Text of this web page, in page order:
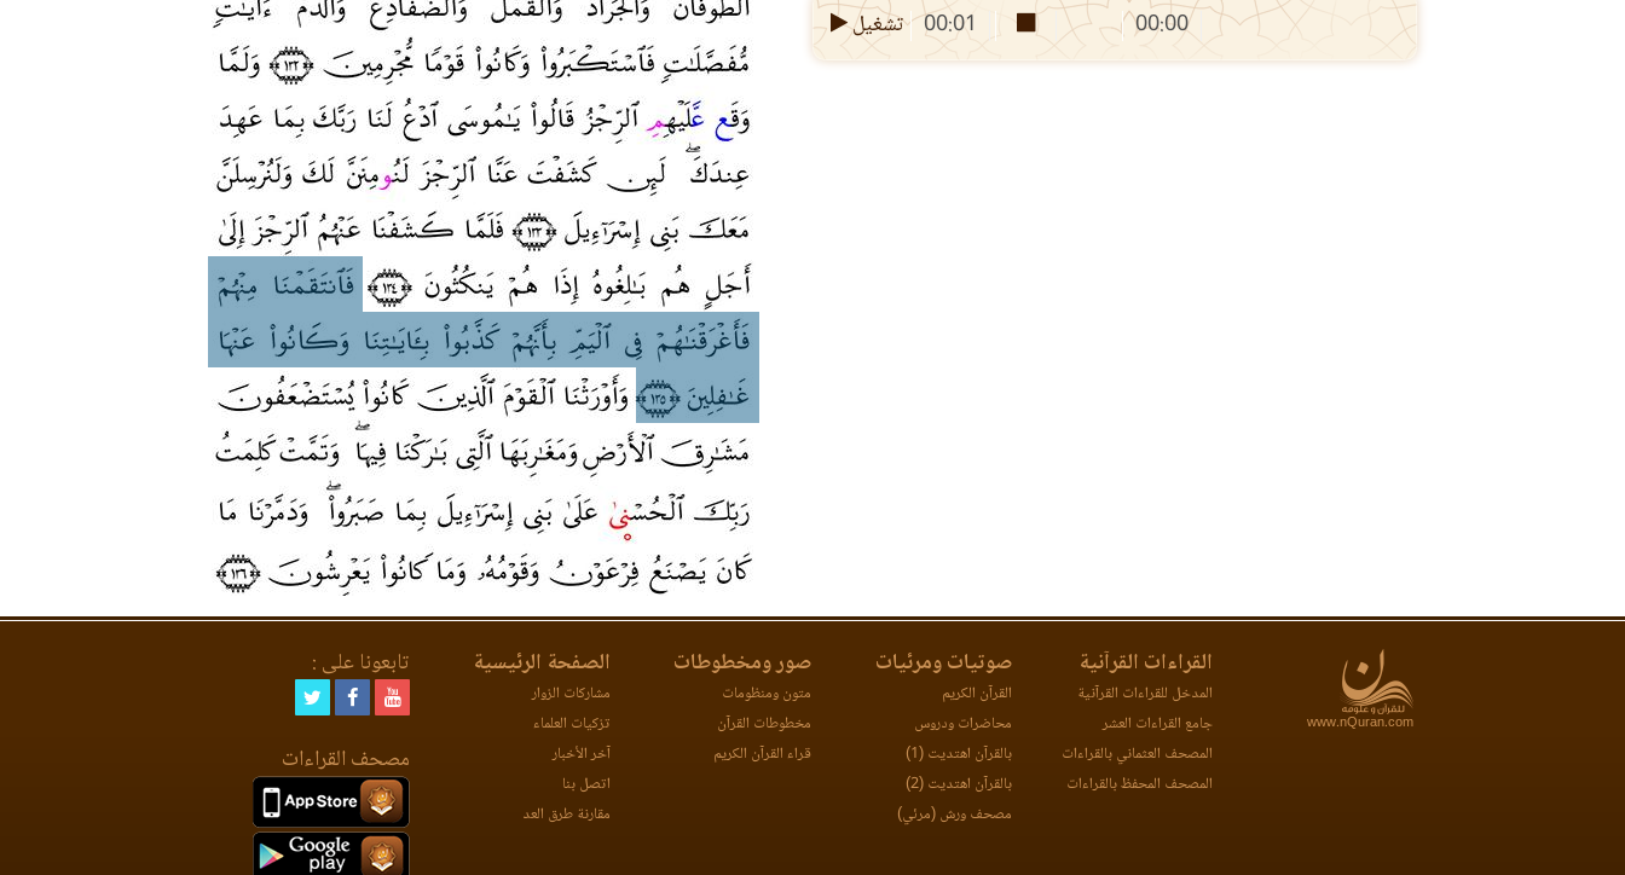
00:00
00:01 تشغيل
www.nQuran.com
القراءات القرآنية
المدخل للقراءات القرآنية
جامع القراءات العشر
المصحف العثماني بالقراءات
المصحف المحفظ بالقراءات
صوتيات ومرئيات
القرآن الكريم
محاضرات ودروس
بالقرآن اهتديت (1)
بالقرآن اهتديت (2)
مصحف ورش (مرئي)
صور ومخطوطات
متون ومنظومات
مخطوطات القرآن
قراء القرآن الكريم
الصفحة الرئيسية
مشاركات الزوار
تزكيات العلماء
آخر الأخبار
اتصل بنا
مقارنة طرق العد
تابعونا على :
مصحف القراءات